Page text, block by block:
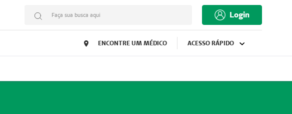
Faça sua busca aqui Login
ENCONTRE UM MÉDICO ACESSO RÁPIDO